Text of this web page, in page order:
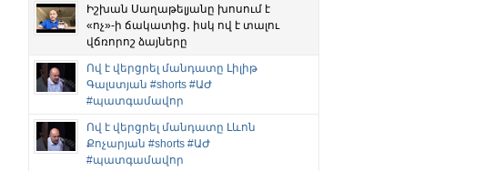
Իշխան Սաղաթելյանը խոսում է
«ոչ»-ի ճակատից․ իսկ ով է տալու
վճռորոշ ձայները
Ով է վերցրել մանդատը Լիլիթ
Գալստյան #shorts #ԱԺ
#պատգամավոր
Ով է վերցրել մանդատը Լևոն
Քոչարյան #shorts #ԱԺ
#պատգամավոր